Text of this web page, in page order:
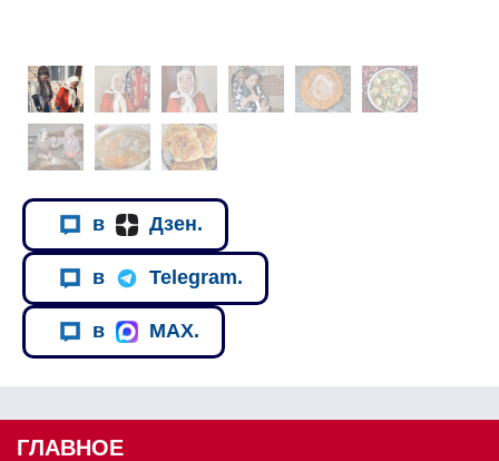
в Дзен.
в Telegram.
в MAX.
ГЛАВНОЕ